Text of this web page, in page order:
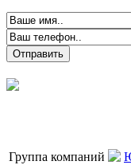
Группа компаний